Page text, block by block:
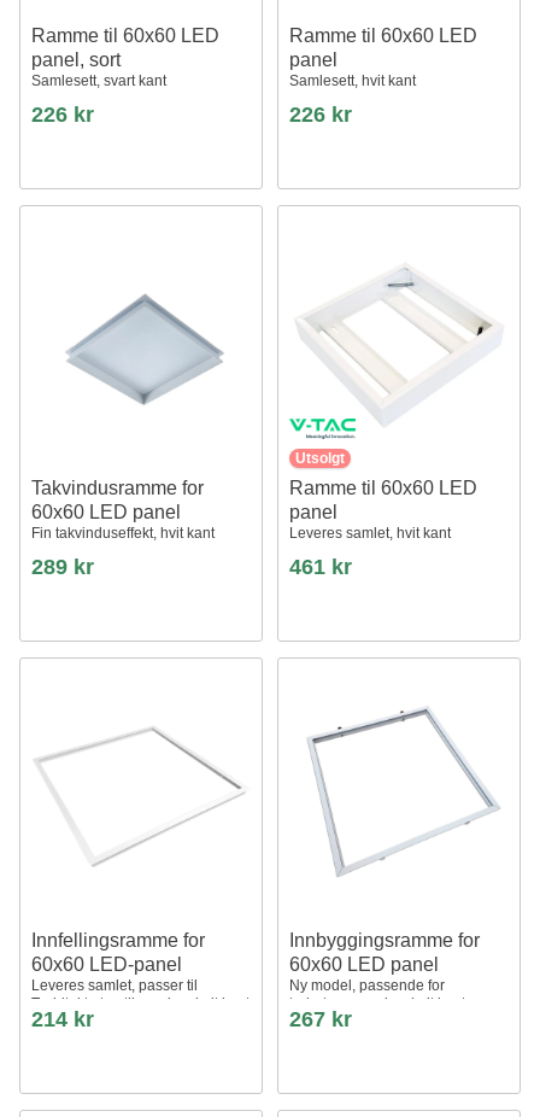
Ramme til 60x60 LED
panel, sort
Samlesett, svart kant
226 kr
Ramme til 60x60 LED
panel
Samlesett, hvit kant
226 kr
Takvindusramme for
60x60 LED panel
Fin takvinduseffekt, hvit kant
289 kr
Utsolgt
Ramme til 60x60 LED
panel
Leveres samlet, hvit kant
461 kr
Innfellingsramme for
60x60 LED-panel
Leveres samlet, passer til
Troldtekt uten tilpasning, hvit kant
214 kr
Innbyggingsramme for
60x60 LED panel
Ny model, passende for
trebetong og gips, hvit kant
267 kr